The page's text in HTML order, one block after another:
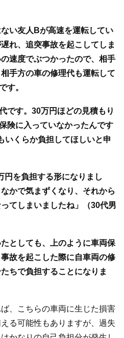
い友人Bが高速を運転してい
れ、追突事故を起こしてしま
速度でぶつかったので、相手
手方の車の修理代も運転して
す。
です。30万円ほどの見積もり
険に入っていなかったんです
いくらか負担してほしいと申
を負担する形になりまし
かで気まずくなり、それから
てしまいましたね」（30代男
としても、上のように車両保
故を起こした際に自車両の修
ちで負担することになりま
、こちらの車両に生じた損害
る可能性もありますが、過失